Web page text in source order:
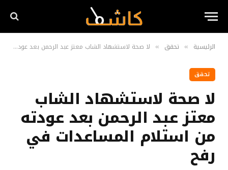
الرئيسية » تحقق » لا صحة لاستشهاد الشاب معتز عبد الرحمن بعد عودته من استلام المساعدات في رفح
تحقق
لا صحة لاستشهاد الشاب
معتز عبد الرحمن بعد عودته
من استلام المساعدات في
رفح